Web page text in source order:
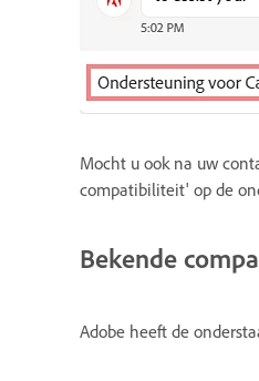
Mocht u ook na uw
compatibiliteit' op de
Bekende
Adobe heeft de